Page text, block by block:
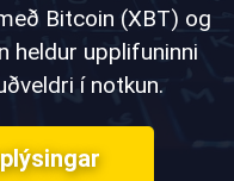
Bitcoin (XBT) og
heldur upplifuninni
í notkun.